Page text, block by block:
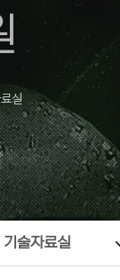
실
기술자료실